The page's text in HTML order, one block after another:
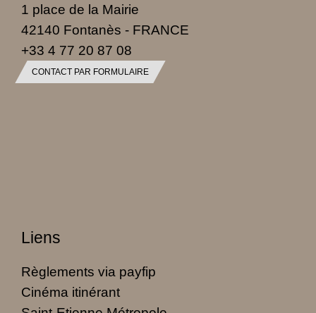
1 place de la Mairie
42140 Fontanès - FRANCE
+33 4 77 20 87 08
CONTACT PAR FORMULAIRE
Liens
Règlements via payfip
Cinéma itinérant